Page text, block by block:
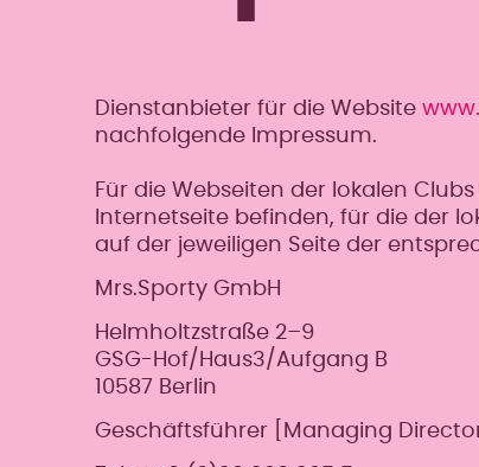
Dienstanbieter für die Website
nachfolgende Impressum.
Für die Webseiten der lokalen
Internetseite befinden, für die der
auf der jeweiligen Seite der
Mrs.Sporty GmbH
Helmholtzstraße 2–9
GSG-Hof/Haus3/Aufgang B
10587 Berlin
Geschäftsführer [Managing